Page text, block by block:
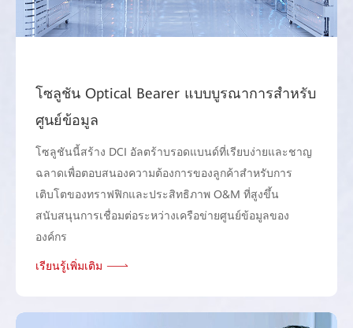
โซลูชัน Optical Bearer แบบบูรณาการสําหรับ
ศูนย์ข้อมูล
โซลูชันนี้สร้าง DCI อัลตร้าบรอดแบนด์ที่เรียบง่ายและชาญ
ฉลาดเพื่อตอบสนองความต้องการของลูกค้าสําหรับการ
เติบโตของทราฟฟิกและประสิทธิภาพ O&M ที่สูงขึ้น
สนับสนุนการเชื่อมต่อระหว่างเครือข่ายศูนย์ข้อมูลของ
องค์กร
เรียนรู้เพิ่มเติม